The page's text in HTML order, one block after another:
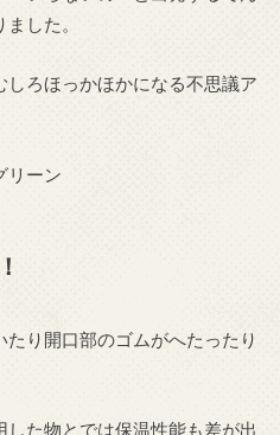
した。
ろほっかほかになる不思議ア
リーン
り開口部のゴムがへたったり
た物とでは保温性能も差が出